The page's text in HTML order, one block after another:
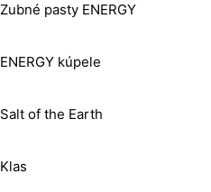
Zubné pasty ENERGY
ENERGY kúpele
Salt of the Earth
Klas